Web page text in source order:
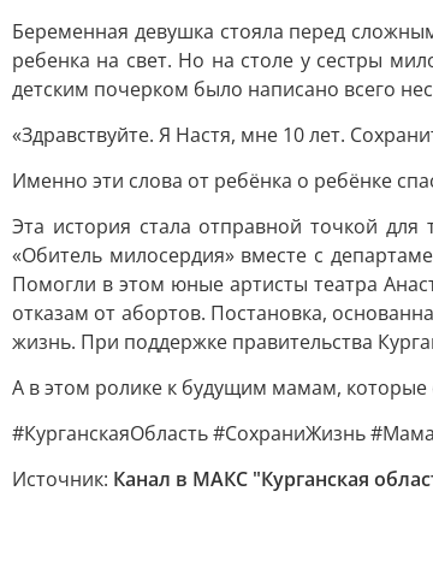
Беременная девушка стояла перед
ребенка на свет. Но на столе у сестры
детским почерком было написано всего
«Здравствуйте. Я Настя, мне 10 лет.
Именно эти слова от ребёнка о ребёнке
Эта история стала отправной точкой
«Обитель милосердия» вместе с
Помогли в этом юные артисты театра
отказам от абортов. Постановка,
жизнь. При поддержке правительства
А в этом ролике к будущим мамам,
#КурганскаяОбласть #СохраниЖизнь
Источник: Канал в МАКС "Курганская